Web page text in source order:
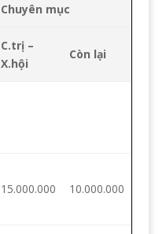
Chuyên mục
C.trị –
X.hội
Còn lại
15.000.000 10.000.000